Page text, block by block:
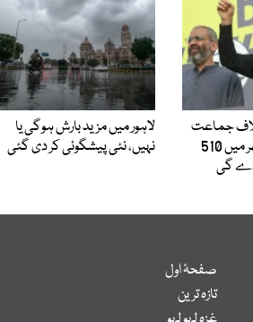
جماعت
اسلامی آج ملک بھر میں 510
دے گی
لاہور میں مزید بارش ہوگی یا
نہیں، نئی پیشگوئی کر دی گئی
صفحۂ اول
تازہ ترین